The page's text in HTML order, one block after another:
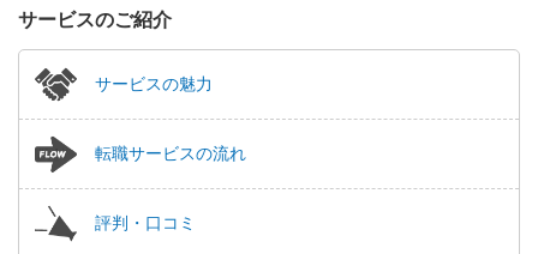
サービスのご紹介
サービスの魅力
転職サービスの流れ
評判・口コミ